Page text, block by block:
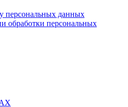
персональных данных
обработки персональных